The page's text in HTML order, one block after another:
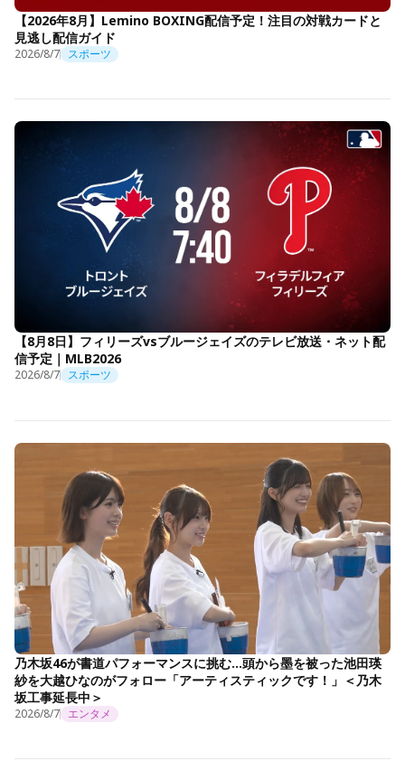
【2026年8月】Lemino BOXING配信予定！注目の対戦カードと
見逃し配信ガイド
2026/8/7 スポーツ
【8月8日】フィリーズvsブルージェイズのテレビ放送・ネット配
信予定｜MLB2026
2026/8/7 スポーツ
乃木坂46が書道パフォーマンスに挑む…頭から墨を被った池田瑛
紗を大越ひなのがフォロー「アーティスティックです！」＜乃木
坂工事延長中＞
2026/8/7 エンタメ